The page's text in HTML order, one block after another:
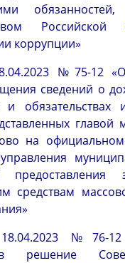
обязанностей,
коррупции»
№75-12
сведений о
обязательствах
главой
на
средствам
№76-
решение